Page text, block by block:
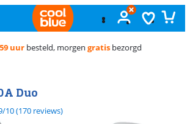
Gratisruilen
Duo
de 10, gebaseerd op 170 reviews.
/10(170 reviews)